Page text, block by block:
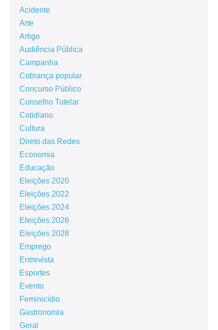
Acidente
Arte
Artigo
Audiência Pública
Campanha
Cobrança popular
Concurso Público
Conselho Tutelar
Cotidiano
Cultura
Direto das Redes
Economia
Educação
Eleições 2020
Eleições 2022
Eleições 2024
Eleições 2026
Eleições 2028
Emprego
Entrevista
Esportes
Evento
Feminicídio
Gastronomia
Geral